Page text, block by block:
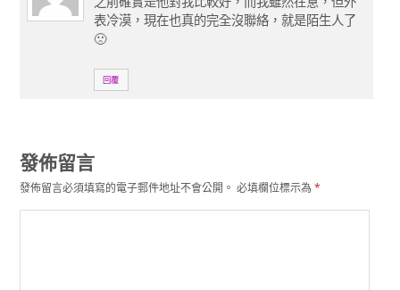
表冷漠，現在也真的完全沒聯絡，就是陌生人了
🙁
回覆
發佈留言
發佈留言必須填寫的電子郵件地址不會公開。 必填欄位標示為*